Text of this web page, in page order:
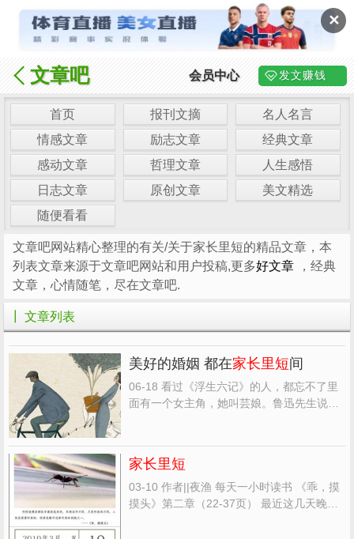
✕
文章吧 会员中心 发文赚钱
首页 报刊文摘
名人名言
情感文章
励志文章
经典文章
感动文章
哲理文章
人生感悟
日志文章
原创文章
美文精选
随便看看
文章吧网站精心整理的有关/关于家长里短的精品文章，本
列表文章来源于文章吧网站和用户投稿,更多好文章
，经典
文章，心情随笔，尽在文章吧.
┃ 文章列表
美好的婚姻 都在家长里短间
06-18 看过《浮生六记》的人，都忘不了里
面有一个女主角，她叫芸娘。鲁迅先生说，
姻爱情。 比如说，沈复喜欢插花，芸娘为了
让插花显得灵动，...
家长里短
03-10 作者||夜渔 每天一小时读书 《乖，摸
摸头》第二章（22-37页） 最近这几天晚上